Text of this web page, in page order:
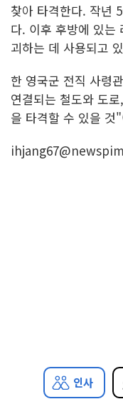
찾아 타격한다. 작년
다. 이후 후방에 있는
괴하는 데 사용되고
한 영국군 전직 사령
연결되는 철도와 도
을 타격할 수 있을 것
인사